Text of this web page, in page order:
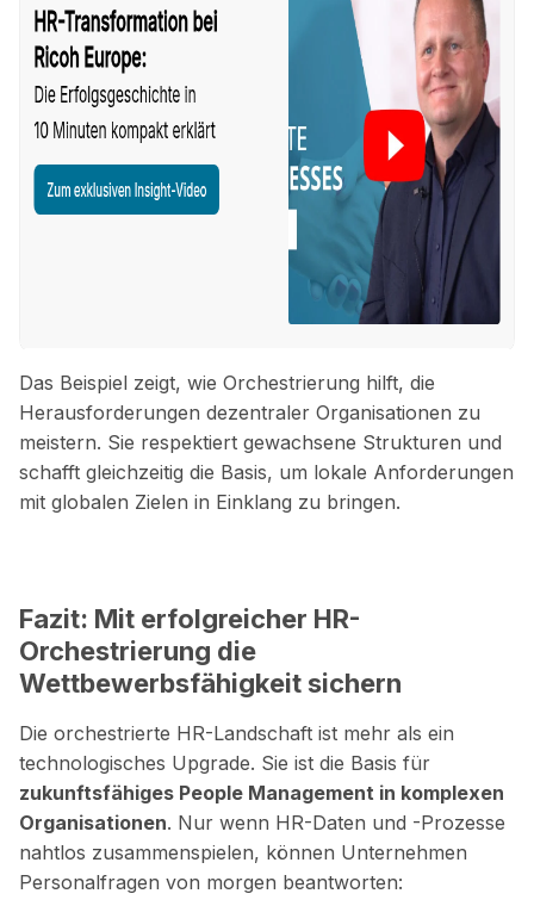
Das Beispiel zeigt, wie Orchestrierung hilft, die
Herausforderungen dezentraler Organisationen zu
meistern. Sie respektiert gewachsene Strukturen und
schafft gleichzeitig die Basis, um lokale Anforderungen
mit globalen Zielen in Einklang zu bringen.
Fazit: Mit erfolgreicher HR-
Orchestrierung die
Wettbewerbsfähigkeit sichern
Die orchestrierte HR-Landschaft ist mehr als ein
technologisches Upgrade. Sie ist die Basis für
zukunftsfähiges People Management in komplexen
Organisationen. Nur wenn HR-Daten und -Prozesse
nahtlos zusammenspielen, können Unternehmen
Personalfragen von morgen beantworten: